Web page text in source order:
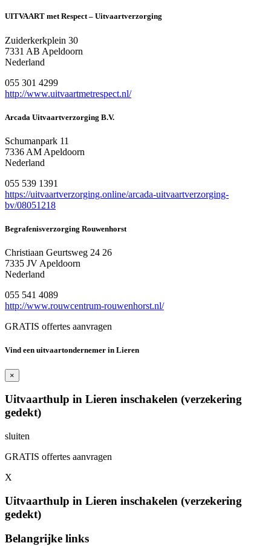
UITVAART met Respect – Uitvaartverzorging
Zuiderkerkplein 30
7331 AB Apeldoorn
Nederland
055 301 4299
http://www.uitvaartmetrespect.nl/
Arcada Uitvaartverzorging B.V.
Schumanpark 11
7336 AM Apeldoorn
Nederland
055 539 1391
https://uitvaartverzorging.online/arcada-uitvaartverzorging-
bv/08051218
Begrafenisverzorging Rouwenhorst
Christiaan Geurtsweg 24 26
7335 JV Apeldoorn
Nederland
055 541 4089
http://www.rouwcentrum-rouwenhorst.nl/
GRATIS offertes aanvragen
Vind een uitvaartondernemer in Lieren
×
Uitvaarthulp in Lieren inschakelen (verzekering
gedekt)
sluiten
GRATIS offertes aanvragen
X
Uitvaarthulp in Lieren inschakelen (verzekering
gedekt)
Belangrijke links